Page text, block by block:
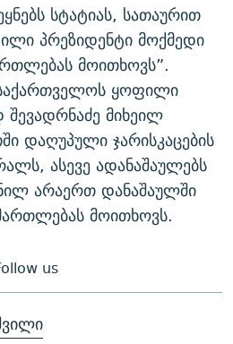
სტატიას, სათაურით
პრეზიდენტი მოქმედი
მოითხოვს”.
ყოფილი
მიხეილ
დაღუპული ჯარისკაცების
ასევე ადანაშაულებს
არაერთ დანაშაულში
მოითხოვს.
us